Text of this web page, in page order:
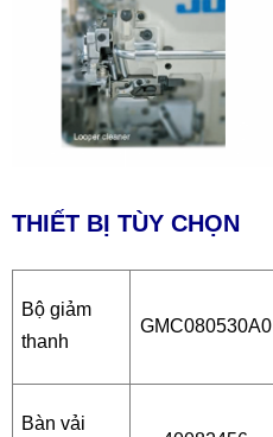
THIẾT BỊ TÙY CHỌN
Bộ giảm
thanh
GMC080530A0
Bàn vải